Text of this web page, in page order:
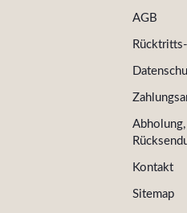
AGB
Kontakt
Sitemap